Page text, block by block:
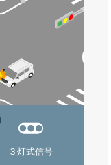
３灯式信号